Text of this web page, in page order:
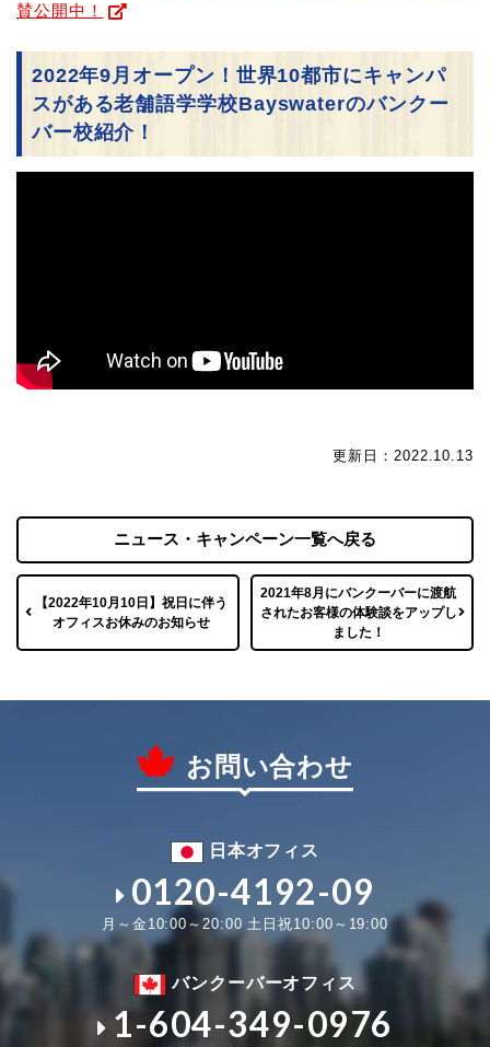
賛公開中！
2022年9月オープン！世界10都市にキャンパ
スがある老舗語学学校Bayswaterのバンクー
バー校紹介！
更新日：2022.10.13
【2022年10月10日】祝日に伴う
オフィスお休みのお知らせ
ニュース・キャンペーン一覧へ戻る
2021年8月にバンクーバーに渡航
されたお客様の体験談をアップし
ました！
お問い合わせ
日本オフィス
0120-4192-09
月～金10:00～20:00 土日祝10:00～19:00
バンクーバーオフィス
1-604-349-0976